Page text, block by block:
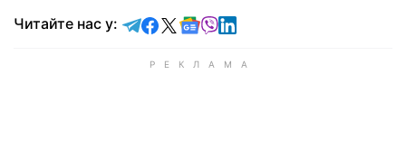
Читайте нас у: Читайте у Telegram
Читайте у Facebook
Читайте у X
Читайте у Google news
Читайте у Viber
Читайте у LinkedIn